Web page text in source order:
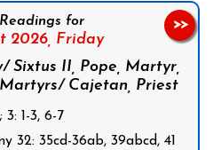
for
2026, Friday
Sixtus II, Pope, Martyr,
Cajetan, Priest
3: 1-3, 6-7
32: 35cd-36ab, 39abcd, 41
>>